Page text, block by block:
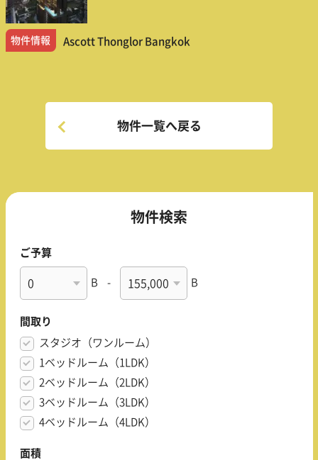
物件情報 Ascott Thonglor Bangkok
物件一覧へ戻る
物件検索
ご予算
B - B
間取り
スタジオ（ワンルーム）
1ベッドルーム（1LDK）
2ベッドルーム（2LDK）
3ベッドルーム（3LDK）
4ベッドルーム（4LDK）
面積